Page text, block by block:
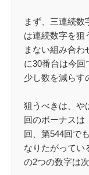
まず、三連続数
は連続数字を狙
まない組み合
に30番台は今回
少し数を減らす
狙うべきは、や
回のボーナスは
回、第544回で
なりたがってい
の2つの数字は